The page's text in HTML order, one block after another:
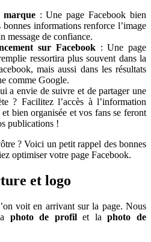
marque: Une page Facebook bien
informations renforce l’image
message de confiance.
sur Facebook: Une page
ressortira plus souvent dans la
mais aussi dans les résultats
comme Google.
a envie de suivre et de partager une
? Facilitez l’accès à l’information
bien organisée et vos fans se feront
publications !
? Voici un petit rappel des bonnes
optimiser votre page Facebook.
et logo
voit en arrivant sur la page. Nous
photo de profilet laphoto de